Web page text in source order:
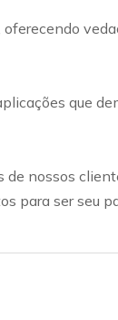
que
de nossos
para ser seu